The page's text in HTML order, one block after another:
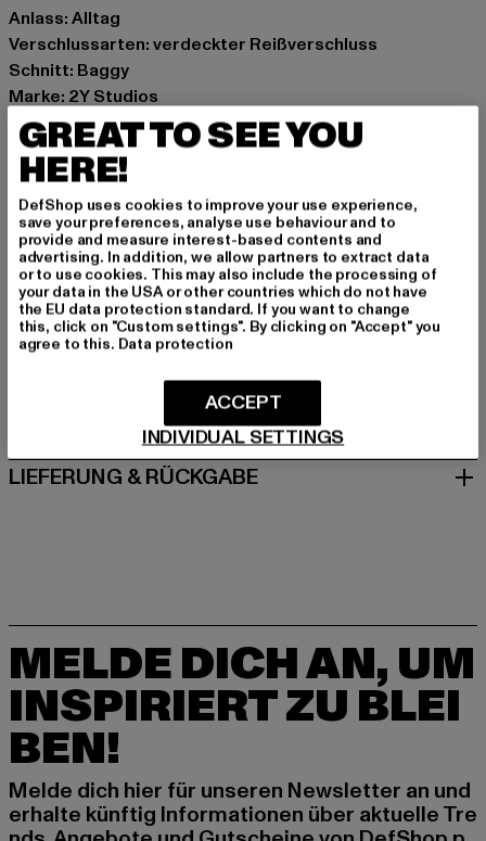
Anlass: Alltag
Verschlussarten: verdeckter Reißverschluss
Schnitt: Baggy
Marke: 2Y Studios
Kat.: Jeans
Farbe: schwarz
Hersteller Farbe: washed black
Materialzusammensetzung: 100% Baumwolle
Art.Nr: J-B-10002-01921
Hersteller: 2Y Premium GmbH |info@2y-studios.com
Hollefeldstraße 16 | 48282 Emsdetten | DE
GRÖSSE & PASSFORM
PFLEGEHINWEISE
LIEFERUNG & RÜCKGABE
MELDE DICH AN, UM
INSPIRIERT ZU BLEI
BEN!
Melde dich hier für unseren Newsletter an und
erhalte künftig Informationen über aktuelle Tre
GREAT TO SEE YOU
HERE!
DefShop uses cookies to improve your use experience,
save your preferences, analyse use behaviour and to
provide and measure interest-based contents and
advertising. In addition, we allow partners to extract data
or to use cookies. This may also include the processing of
your data in the USA or other countries which do not have
the EU data protection standard. If you want to change
this, click on "Custom settings". By clicking on "Accept" you
agree to this. Data protection
INDIVIDUAL SETTINGS
ACCEPT